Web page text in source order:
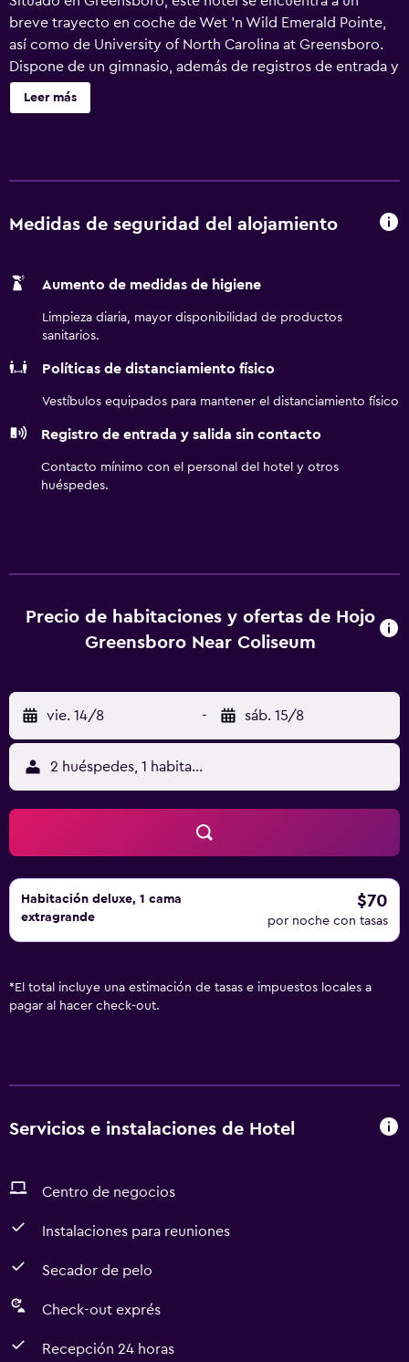
breve trayecto en coche de Wet 'n Wild Emerald Pointe,
así como de University of North Carolina at Greensboro.
Dispone de un gimnasio, además de registros de entrada y
salida exprés, salas de reuniones y una piscina al aire libre.
Los huéspedes pueden contar con muchas instalaciones y
pelo, además de todas las comodidades necesarias para
a escasos 20 minutos en coche del Aeropuerto Piedmont
breve paseo. Asimismo, para mayor comodidad, hay
Leer más
Medidas de seguridad del alojamiento
Aumento de medidas de higiene
Limpieza diaria, mayor disponibilidad de productos
sanitarios.
Políticas de distanciamiento físico
Vestíbulos equipados para mantener el distanciamiento físico
Registro de entrada y salida sin contacto
Contacto mínimo con el personal del hotel y otros
huéspedes.
Precio de habitaciones y ofertas de Hojo
Greensboro Near Coliseum
vie. 14/8 - sáb. 15/8
2 huéspedes, 1 habitación
Habitación deluxe, 1 cama
extragrande
$70
por noche con tasas
* El total incluye una estimación de tasas e impuestos locales a
pagar al hacer check-out.
Servicios e instalaciones de Hotel
Centro de negocios
Instalaciones para reuniones
Secador de pelo
Check-out exprés
Recepción 24 horas